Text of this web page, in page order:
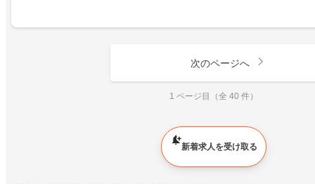
次のページへ
1 ページ目（全 40 件）
新着求人を受け取る